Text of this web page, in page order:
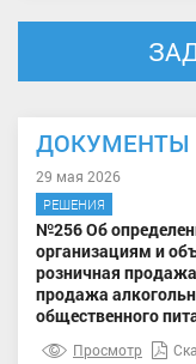
ДОКУМЕНТЫ
29 мая 2026
РЕШЕНИЯ
№256 Об
организациям и
розничная
продажа
общественного
Просмотр